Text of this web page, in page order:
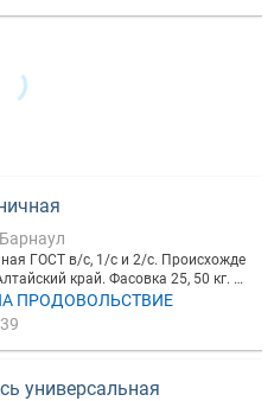
ГОСТ в/с, 1/с и 2/с. Происхожде
край. Фасовка 25, 50 кг. Г
Отгрузка авто и ж/д транспорто
России, а так же в страны ближн
ПРОДОВОЛЬСТВИЕ
универсальная